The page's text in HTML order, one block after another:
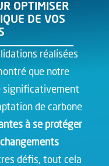
OPTIMISER
DE VOS
réalisées
que notre
significativement
de carbone
à se protéger
défis, tout cela